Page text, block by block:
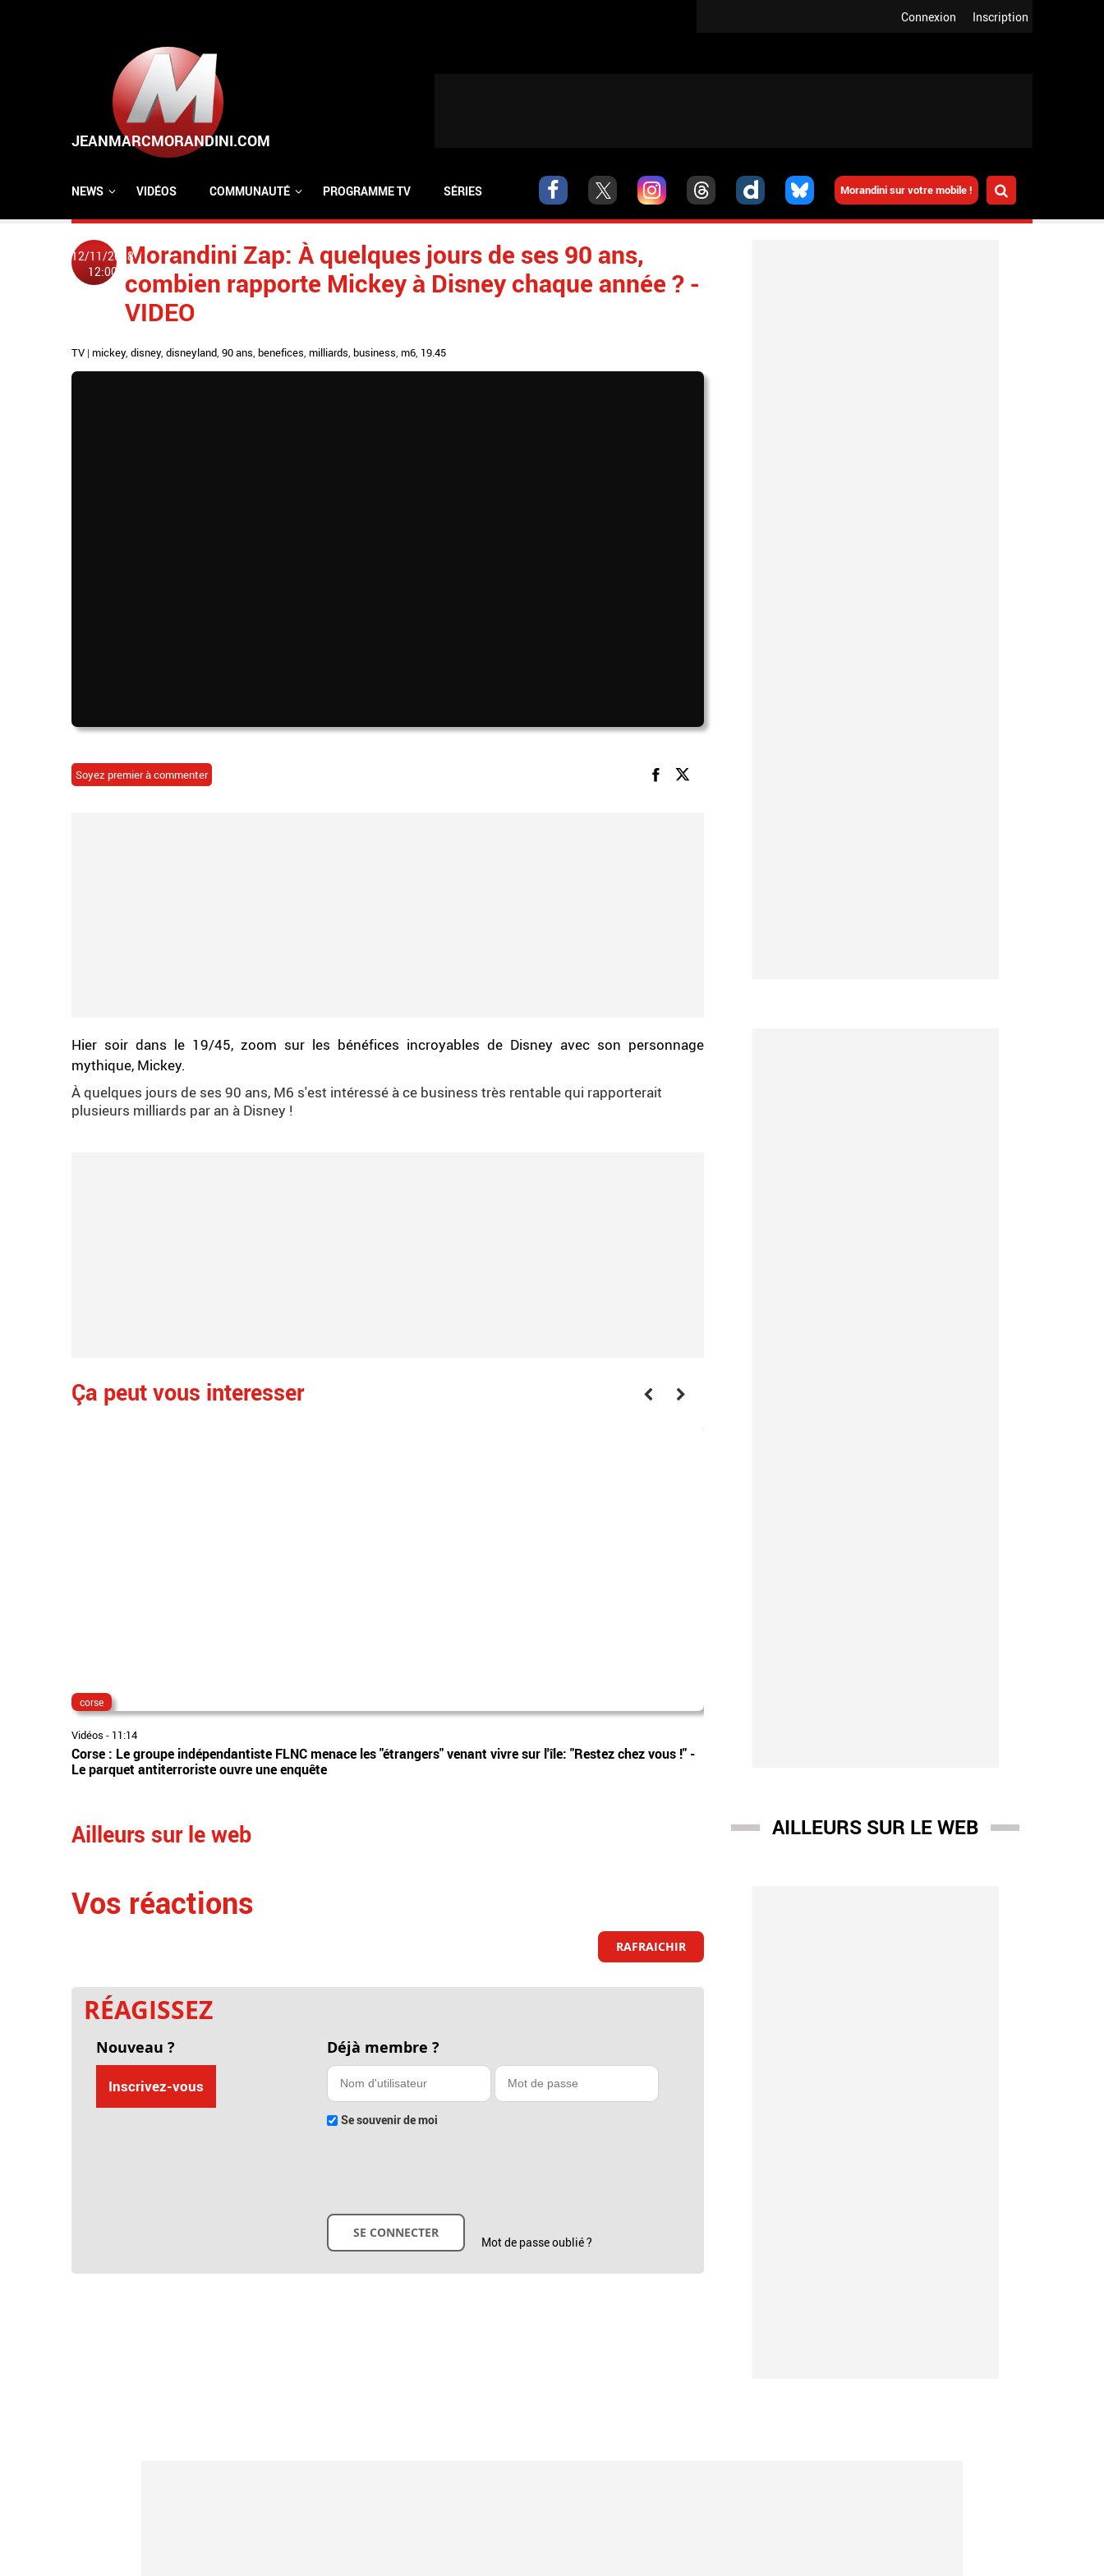
Inscription
Connexion
Morandini sur votre mobile !
NEWS VIDÉOS COMMUNAUTÉ PROGRAMME TV SÉRIES
12/11/2018
12:00
Morandini Zap: À quelques jours de ses 90 ans,
combien rapporte Mickey à Disney chaque année ? -
VIDEO
TV | mickey, disney, disneyland, 90 ans, benefices, milliards, business, m6, 19.45
Soyez premier à commenter
Hier soir dans le 19/45, zoom sur les bénéfices incroyables de Disney avec son personnage
mythique, Mickey.
À quelques jours de ses 90 ans, M6 s'est intéressé à ce business très rentable qui rapporterait
plusieurs milliards par an à Disney !
Ça peut vous interesser
corse
Vidéos - 11:14
Corse : Le groupe indépendantiste FLNC menace les "étrangers" venant vivre sur l'île: "Restez chez vous !" -
Le parquet antiterroriste ouvre une enquête
Ailleurs sur le web
Vos réactions
RAFRAICHIR
RÉAGISSEZ
Nouveau ?
Inscrivez-vous
Déjà membre ?
Se souvenir de moi
Mot de passe oublié ?
AILLEURS SUR LE WEB